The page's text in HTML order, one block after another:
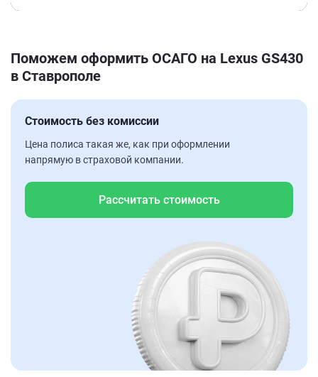
Поможем оформить ОСАГО на Lexus GS430
в Ставрополе
Стоимость без комиссии
Цена полиса такая же, как при оформлении
напрямую в страховой компании.
Рассчитать стоимость